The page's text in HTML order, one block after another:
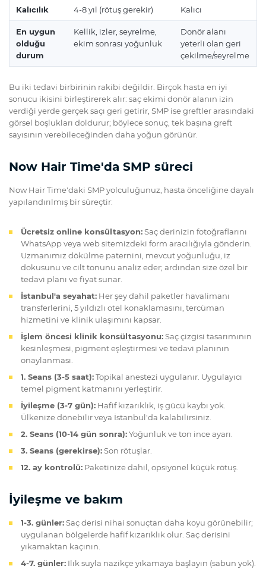
Kalıcılık 4-8 yıl (rötuş gerekir) Kalıcı
En uygun
olduğu
durum
Kellik, izler, seyrelme,
ekim sonrası yoğunluk
Donör alanı
yeterli olan geri
çekilme/seyrelme
Bu iki tedavi birbirinin rakibi değildir. Birçok hasta en iyi
sonucu ikisini birleştirerek alır: saç ekimi donör alanın izin
verdiği yerde gerçek saçı geri getirir, SMP ise greftler arasındaki
görsel boşlukları doldurur; böylece sonuç, tek başına greft
sayısının verebileceğinden daha yoğun görünür.
Now Hair Time'da SMP süreci
Now Hair Time'daki SMP yolculuğunuz, hasta önceliğine dayalı
yapılandırılmış bir süreçtir:
Ücretsiz online konsültasyon:Saç derinizin fotoğraflarını
WhatsApp veya web sitemizdeki form aracılığıyla gönderin.
Uzmanımız dökülme paternini, mevcut yoğunluğu, iz
dokusunu ve cilt tonunu analiz eder; ardından size özel bir
tedavi planı ve fiyat sunar.
İstanbul'a seyahat: Her şey dahil paketler havalimanı
transferlerini, 5 yıldızlı otel konaklamasını, tercüman
hizmetini ve klinik ulaşımını kapsar.
İşlem öncesi klinik konsültasyonu:Saç çizgisi tasarımının
kesinleşmesi, pigment eşleştirmesi ve tedavi planının
onaylanması.
1. Seans (3-5 saat):Topikal anestezi uygulanır. Uygulayıcı
temel pigment katmanını yerleştirir.
İyileşme (3-7 gün): Hafif kızarıklık, iş gücü kaybı yok.
Ülkenize dönebilir veya İstanbul'da kalabilirsiniz.
2. Seans (10-14 gün sonra):Yoğunluk ve ton ince ayarı.
3. Seans (gerekirse):Son rötuşlar.
12. ay kontrolü: Paketinize dahil, opsiyonel küçük rötuş.
İyileşme ve bakım
1-3. günler:Saç derisi nihai sonuçtan daha koyu görünebilir;
uygulanan bölgelerde hafif kızarıklık olur. Saç derisini
yıkamaktan kaçının.
4-7. günler: Ilık suyla nazikçe yıkamaya başlayın (sabun yok).